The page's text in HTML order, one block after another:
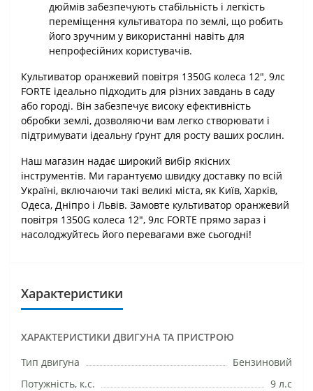
дюймів забезпечують стабільність і легкість
переміщення культиватора по землі, що робить
його зручним у використанні навіть для
непрофесійних користувачів.
Культиватор оранжевий повітря 1350G колеса 12", 9лс
FORTE ідеально підходить для різних завдань в саду
або городі. Він забезпечує високу ефективність
обробки землі, дозволяючи вам легко створювати і
підтримувати ідеальну ґрунт для росту ваших рослин.
Наш магазин надає широкий вибір якісних
інструментів. Ми гарантуємо швидку доставку по всій
Україні, включаючи такі великі міста, як Київ, Харків,
Одеса, Дніпро і Львів. Замовте культиватор оранжевий
повітря 1350G колеса 12", 9лс FORTE прямо зараз і
насолоджуйтесь його перевагами вже сьогодні!
Характеристики
ХАРАКТЕРИСТИКИ ДВИГУНА ТА ПРИСТРОЮ
Тип двигуна
Бензиновий
Потужність, к.с.
9 л.с